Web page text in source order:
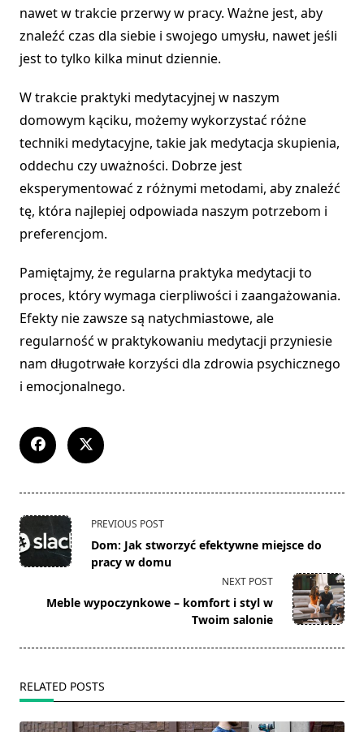
nawet w trakcie przerwy w pracy. Ważne jest, aby
znaleźć czas dla siebie i swojego umysłu, nawet jeśli
jest to tylko kilka minut dziennie.
W trakcie praktyki medytacyjnej w naszym
domowym kąciku, możemy wykorzystać różne
techniki medytacyjne, takie jak medytacja skupienia,
oddechu czy uważności. Dobrze jest
eksperymentować z różnymi metodami, aby znaleźć
tę, która najlepiej odpowiada naszym potrzebom i
preferencjom.
Pamiętajmy, że regularna praktyka medytacji to
proces, który wymaga cierpliwości i zaangażowania.
Efekty nie zawsze są natychmiastowe, ale
regularność w praktykowaniu medytacji przyniesie
nam długotrwałe korzyści dla zdrowia psychicznego
i emocjonalnego.
<span
class="nav-
subtitle
reader-
PREVIOUS POST
Dom: Jak stworzyć efektywne miejsce do
pracy w domu
NEXT POST
Meble wypoczynkowe – komfort i styl w
Twoim salonie
RELATED POSTS